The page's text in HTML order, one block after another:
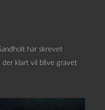
har skrevet
der klart vil blive gravet